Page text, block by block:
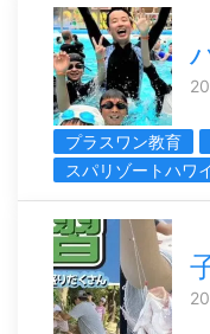
プラスワン教育
スパリゾートハワ